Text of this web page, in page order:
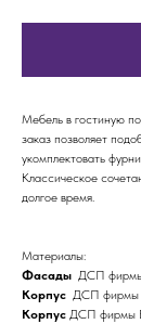
Мебель в гостиную
заказ позволяет
укомплектовать
Классическое
долгое время.
Материалы:
Фасады ДСП фирмы
Корпус ДСП фирмы
Корпус ДСП фирмы